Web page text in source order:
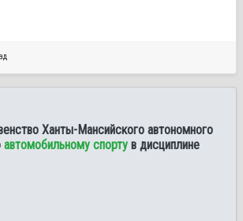
Ханты-Мансийского автономного
автомобильному спорту в дисциплине